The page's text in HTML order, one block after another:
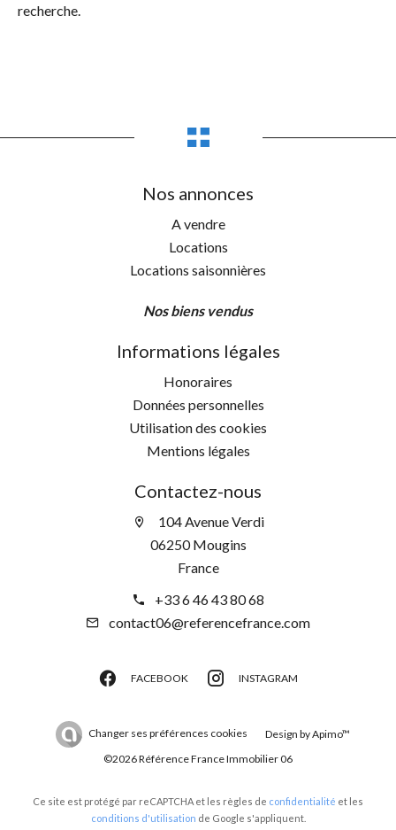
recherche.
Nos annonces
A vendre
Locations
Locations saisonnières
Nos biens vendus
Informations légales
Honoraires
Données personnelles
Utilisation des cookies
Mentions légales
Contactez-nous
104 Avenue Verdi
06250 Mougins
France
+33 6 46 43 80 68
contact06@referencefrance.com
FACEBOOK INSTAGRAM
Changer ses préférences cookies Design byApimo™
©2026 Référence France Immobilier 06
Ce site est protégé par reCAPTCHA et les règles de confidentialité et les
conditions d'utilisation de Google s'appliquent.